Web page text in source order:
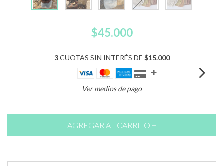
$45.000
3CUOTAS SIN INTERÉS DE $15.000
Ver medios de pago